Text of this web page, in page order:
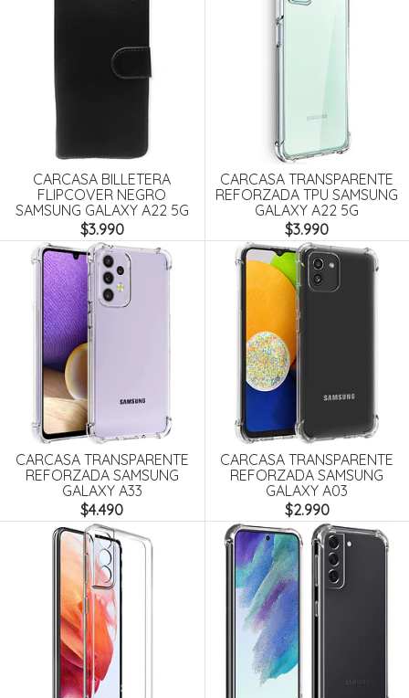
CARCASA BILLETERA
FLIPCOVER NEGRO
SAMSUNG GALAXY A22 5G
$3.990
CARCASA TRANSPARENTE
REFORZADA TPU SAMSUNG
GALAXY A22 5G
$3.990
CARCASA TRANSPARENTE
REFORZADA SAMSUNG
GALAXY A33
$4.490
CARCASA TRANSPARENTE
REFORZADA SAMSUNG
GALAXY A03
$2.990